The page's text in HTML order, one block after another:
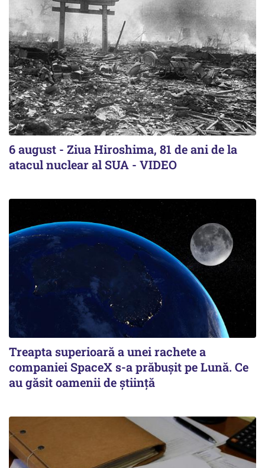
6 august - Ziua Hiroshima, 81 de ani de la
atacul nuclear al SUA - VIDEO
Treapta superioară a unei rachete a
companiei SpaceX s-a prăbușit pe Lună. Ce
au găsit oamenii de știință